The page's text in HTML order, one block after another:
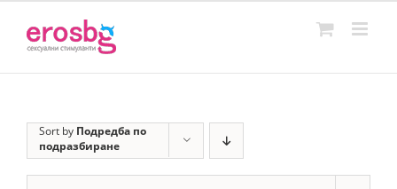
content
Sort by Подредба по
подразбиране